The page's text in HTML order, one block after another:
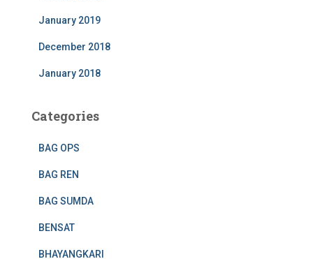
January 2019
December 2018
January 2018
Categories
BAG OPS
BAG REN
BAG SUMDA
BENSAT
BHAYANGKARI